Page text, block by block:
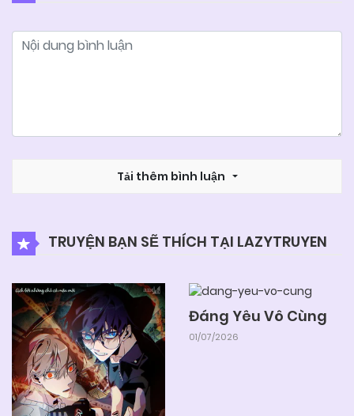
03/06/2025
Chapter 29
Chapter 28 03/06/2025
Chapter 27 03/06/2025
Chapter 26 03/06/2025
Tải thêm bình luận
TRUYỆN BẠN SẼ THÍCH TẠI LAZYTRUYEN
Đáng Yêu Vô Cùng
01/07/2026